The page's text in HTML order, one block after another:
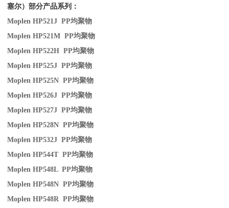
塞尔）部分产品系列：
Moplen HP521J PP均聚物
Moplen HP521M PP均聚物
Moplen HP522H PP均聚物
Moplen HP525J PP均聚物
Moplen HP525N PP均聚物
Moplen HP526J PP均聚物
Moplen HP527J PP均聚物
Moplen HP528N PP均聚物
Moplen HP532J PP均聚物
Moplen HP544T PP均聚物
Moplen HP548L PP均聚物
Moplen HP548N PP均聚物
Moplen HP548R PP均聚物